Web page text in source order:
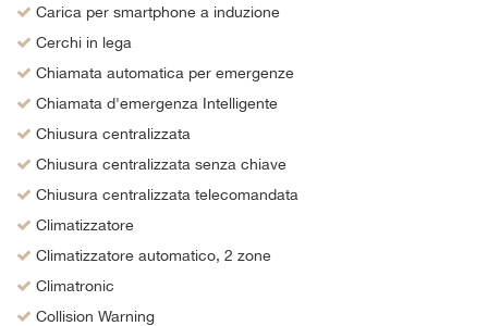
Carica per smartphone a induzione
Cerchi in lega
Chiamata automatica per emergenze
Chiamata d'emergenza Intelligente
Chiusura centralizzata
Chiusura centralizzata senza chiave
Chiusura centralizzata telecomandata
Climatizzatore
Climatizzatore automatico, 2 zone
Climatronic
Collision Warning